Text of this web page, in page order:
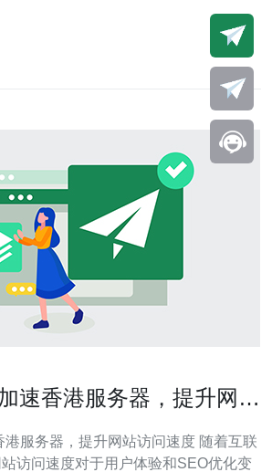
速香港服务器，提升网站
务器，提升网站访问速度 随着互联
访问速度对于用户体验和SEO优化变